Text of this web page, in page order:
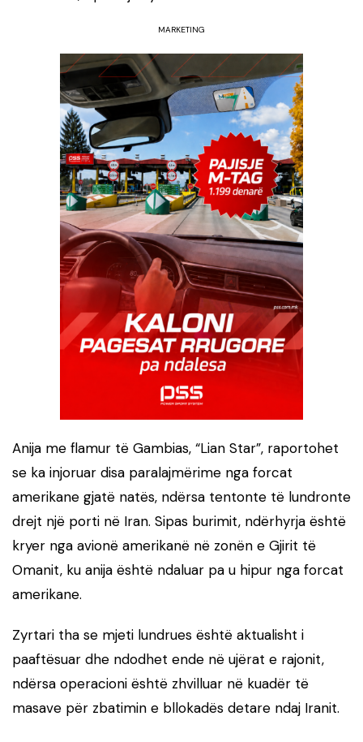
MARKETING
Anija me flamur të Gambias, “Lian Star”, raportohet
se ka injoruar disa paralajmërime nga forcat
amerikane gjatë natës, ndërsa tentonte të lundronte
drejt një porti në Iran. Sipas burimit, ndërhyrja është
kryer nga avionë amerikanë në zonën e Gjirit të
Omanit, ku anija është ndaluar pa u hipur nga forcat
amerikane.
Zyrtari tha se mjeti lundrues është aktualisht i
paaftësuar dhe ndodhet ende në ujërat e rajonit,
ndërsa operacioni është zhvilluar në kuadër të
masave për zbatimin e bllokadës detare ndaj Iranit.